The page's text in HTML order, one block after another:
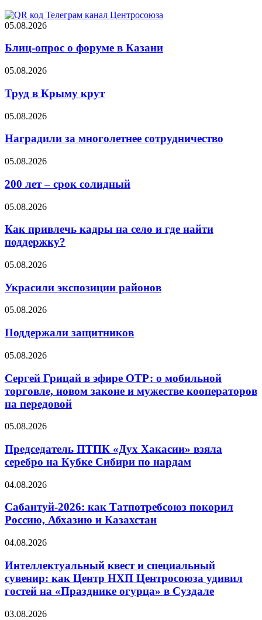
05.08.2026
Блиц-опрос о форуме в Казани
05.08.2026
Труд в Крыму крут
05.08.2026
Наградили за многолетнее сотрудничество
05.08.2026
200 лет – срок солидный
05.08.2026
Как привлечь кадры на село и где найти
поддержку?
05.08.2026
Украсили экспозиции районов
05.08.2026
Поддержали защитников
05.08.2026
Сергей Грицай в эфире ОТР: о мобильной
торговле, новом законе и мужестве кооператоров
на передовой
05.08.2026
Председатель ПТПК «Дух Хакасии» взяла
серебро на Кубке Сибири по нардам
04.08.2026
Сабантуй-2026: как Татпотребсоюз покорил
Россию, Абхазию и Казахстан
04.08.2026
Интеллектуальный квест и специальный
сувенир: как Центр НХП Центросоюза удивил
гостей на «Празднике огурца» в Суздале
03.08.2026